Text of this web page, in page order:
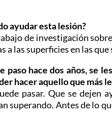
ayudar esta lesión?
de investigación
las superficies en las que
hace dos años, se
hacer aquello que más
pasar. Que se dejen
superando. Antes de lo